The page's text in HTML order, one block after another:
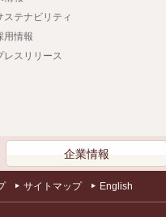
ステナビリティ
用情報
レスリリース
企業情報
サイトマップ English